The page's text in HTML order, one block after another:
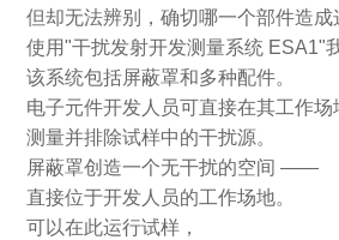
但却无法辨别，确切哪一个部件造成
使用"干扰发射开发测量系统 ESA1"
该系统包括屏蔽罩和多种配件。
电子元件开发人员可直接在其工作场
测量并排除试样中的干扰源。
屏蔽罩创造一个无干扰的空间 ——
直接位于开发人员的工作场地。
可以在此运行试样，